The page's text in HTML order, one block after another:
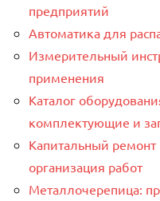
предприятий
Автоматика для
Измерительный
применения
Каталог
комплектующие и
Капитальный
организация работ
Металлочерепица: